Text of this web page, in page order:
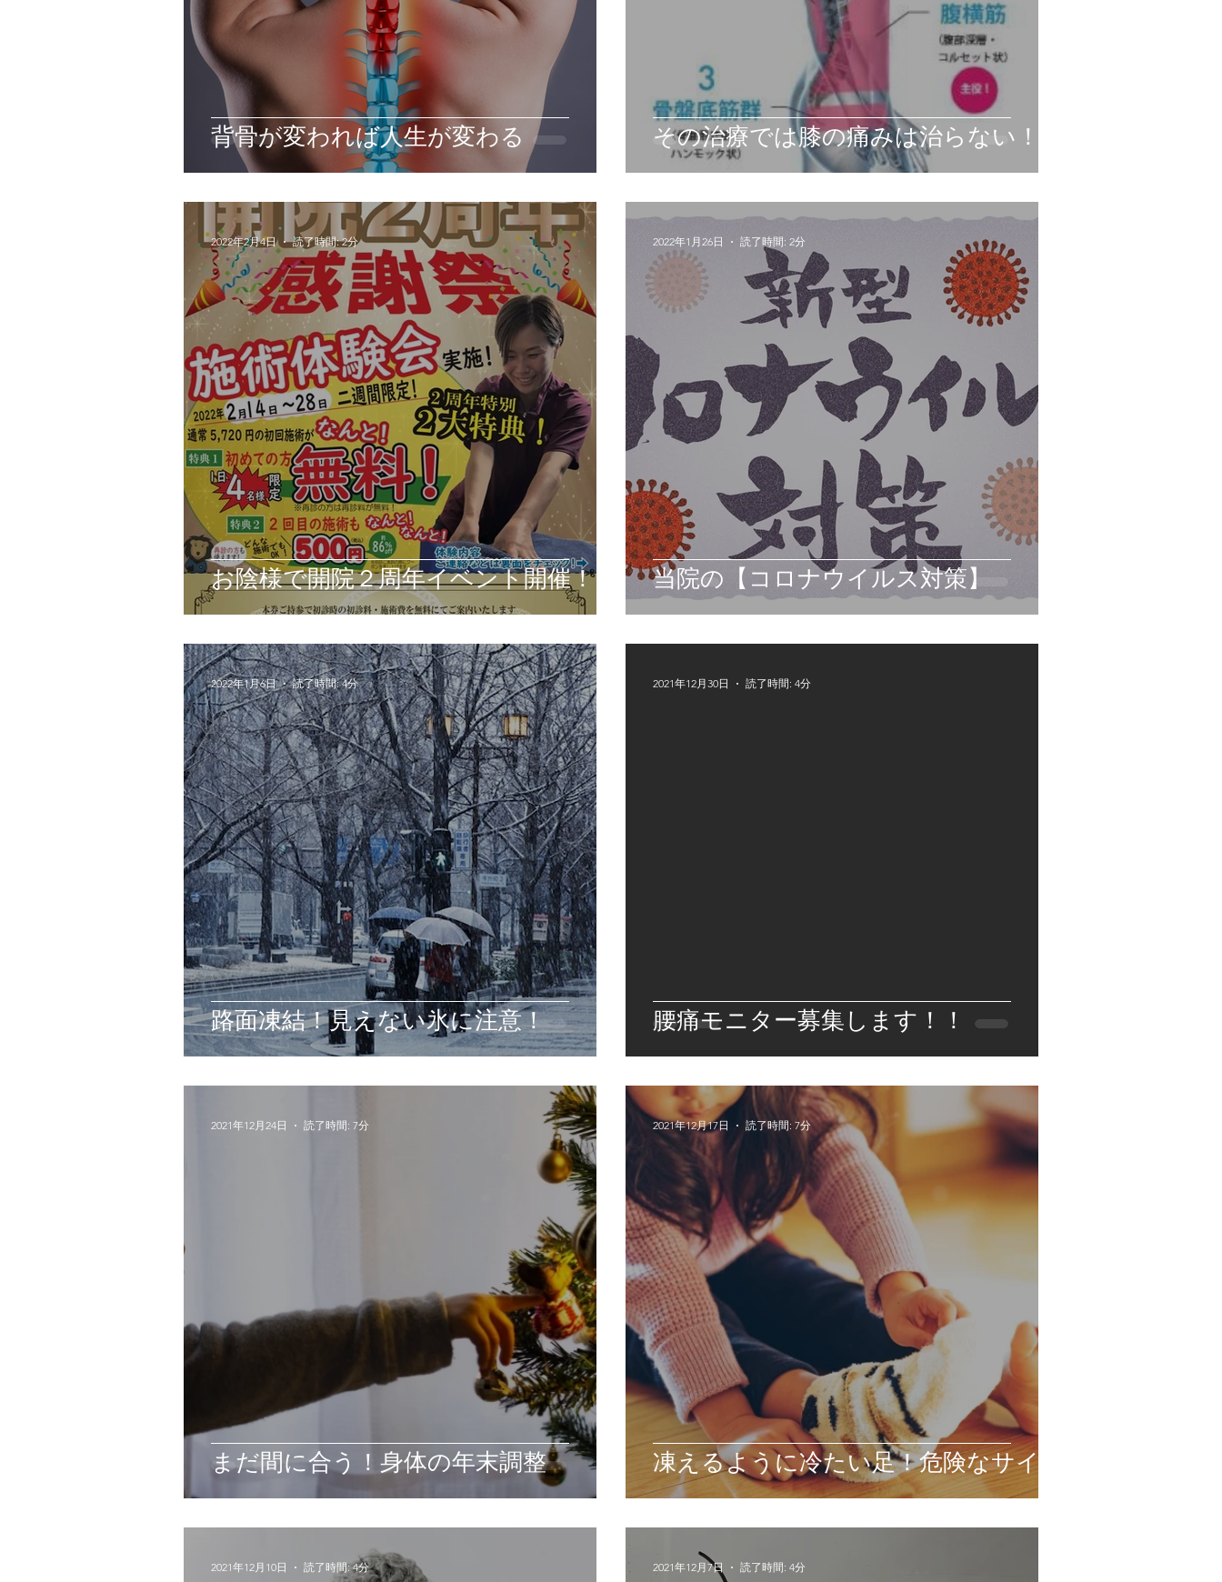
背骨が変われば人生が変わる その治療では膝の痛みは治らない！
お陰様で開院２周年イベント開催！！
2022年2月4日 読了時間: 2分
当院の【コロナウイルス対策】
2022年1月26日 読了時間: 2分
路面凍結！見えない氷に注意！
2022年1月6日 読了時間: 4分
腰痛モニター募集します！！
2021年12月30日 読了時間: 4分
まだ間に合う！身体の年末調整
2021年12月24日 読了時間: 7分
凍えるように冷たい足！危険なサイン
2021年12月17日 読了時間: 7分
2021年12月10日 読了時間: 4分 2021年12月7日 読了時間: 4分